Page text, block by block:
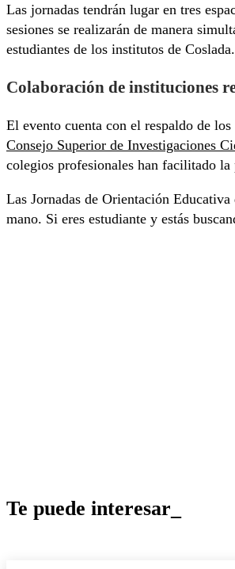
Las jornadas tendrán lugar en tres
sesiones se realizarán de manera
estudiantes de los institutos de Coslada.
Colaboración de instituciones
El evento cuenta con el respaldo de
Consejo Superior de Investigaciones
colegios profesionales han facilitado
Las Jornadas de Orientación
mano. Si eres estudiante y estás
Te puede interesar_